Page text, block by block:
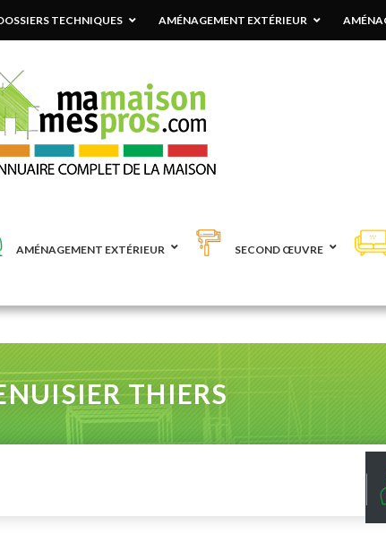
TECHNIQUES AMÉNAGEMENT EXTÉRIEUR
AMÉNAGEMENT EXTÉRIEUR SECOND ŒUVRE
THIERS